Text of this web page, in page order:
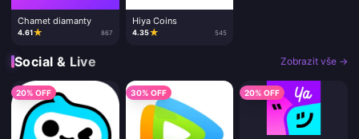
Chamet diamanty
4.61★ 867
Hiya Coins
4.35★ 545
Social & Live Zobrazit vše →
20% OFF 30% OFF 20% OFF